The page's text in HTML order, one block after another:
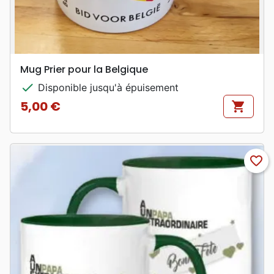
Mug Prier pour la Belgique
check Disponible jusqu'à épuisement
Prix
5,00 € shopping_cart
favorite_border